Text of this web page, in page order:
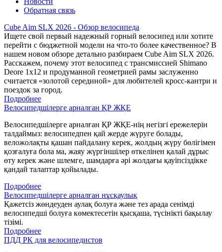
Обратная связь
Cube Aim SLX 2026 - Обзор велосипеда
Ищете свой первый надежный горный велосипед или хотите
перейти с бюджетной модели на что-то более качественное? В
нашем новом обзоре детально разбираем Cube Aim SLX 2026.
Расскажем, почему этот велосипед с трансмиссией Shimano
Deore 1x12 и продуманной геометрией рамы заслуженно
считается «золотой серединой» для любителей кросс-кантри и
поездок за город.
Подробнее
Велосипедшілерге арналған ҚР ЖҚЕ
Велосипедшілерге арналған ҚР ЖҚЕ-нің негізгі ережелерін
талдаймыз: велосипедпен қай жерде жүруге болады,
веложолақты қашан пайдалану керек, жолдың жүру бөлігімен
қозғалуға бола ма, жаяу жүргіншілер өткелінен қалай дұрыс
өту керек және шлемге, шамдарға әрі жолдағы қауіпсіздікке
қандай талаптар қойылады.
Подробнее
Велосипедшілерге арналған нұсқаулық
Қажетсіз жөндеуден аулақ болуға және тез арада сенімді
велосипедші болуға көмектесетін қысқаша, түсінікті бақылау
тізімі.
Подробнее
ПДД РК для велосипедистов